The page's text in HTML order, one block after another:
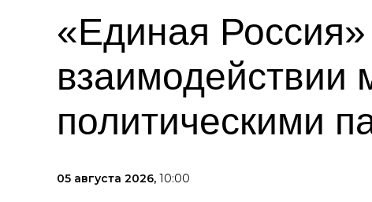
«Единая
политическими
05 августа 2026, 10:00